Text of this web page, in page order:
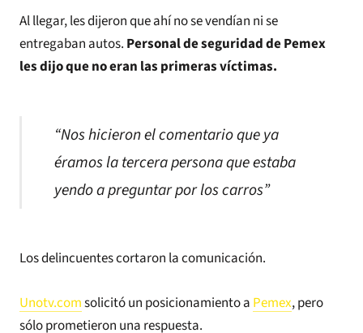
Al llegar, les dijeron que ahí no se vendían ni se
entregaban autos. Personal de seguridad de Pemex
les dijo que no eran las primeras víctimas.
“Nos hicieron el comentario que ya
éramos la tercera persona que estaba
yendo a preguntar por los carros”
Los delincuentes cortaron la comunicación.
Unotv.comsolicitó un posicionamiento a Pemex, pero
sólo prometieron una respuesta.